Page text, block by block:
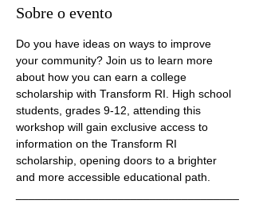
Sobre o evento
Do you have ideas on ways to improve
your community? Join us to learn more
about how you can earn a college
scholarship with Transform RI. High school
students, grades 9-12, attending this
workshop will gain exclusive access to
information on the Transform RI
scholarship, opening doors to a brighter
and more accessible educational path.